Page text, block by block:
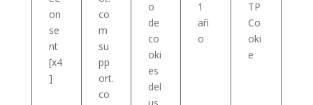
on
se
nt
[x4
]
co
m
su
pp
ort.
co
o
de
co
oki
es
del
1
añ
o
TP
Co
oki
e